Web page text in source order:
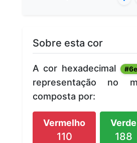
Sobre esta cor
A cor hexadecimal
representação no
composta por:
Vermelho
110
Verde
188